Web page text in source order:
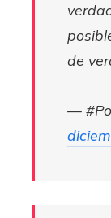
de
—